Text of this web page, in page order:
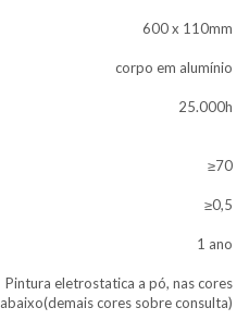
600 x 110mm
corpo em alumínio
25.000h
≥70
≥0,5
1 ano
Pintura eletrostatica a pó, nas cores
abaixo(demais cores sobre consulta)